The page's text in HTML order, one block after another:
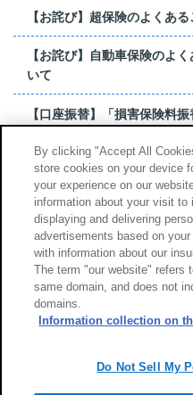
【お詫び】超保険のよくあ
【お詫び】自動車保険のよ
いて
【口座振替】「損害保険料
【お詫び】超保険のよくあ
も
サイトのご利用に
By clicking "Accept All
store cookies on your device
your experience on our
information about your visit to
displaying and delivering
advertisements based on
with information about our
The term "our website" refers
same domain, and does not
domains.
Information collection on
Do Not Sell My